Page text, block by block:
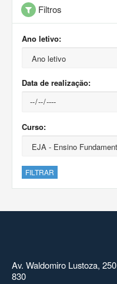
Filtros
Ano letivo:
Data de realização:
Curso:
FILTRAR
Av. Waldomiro Lustoza,
830